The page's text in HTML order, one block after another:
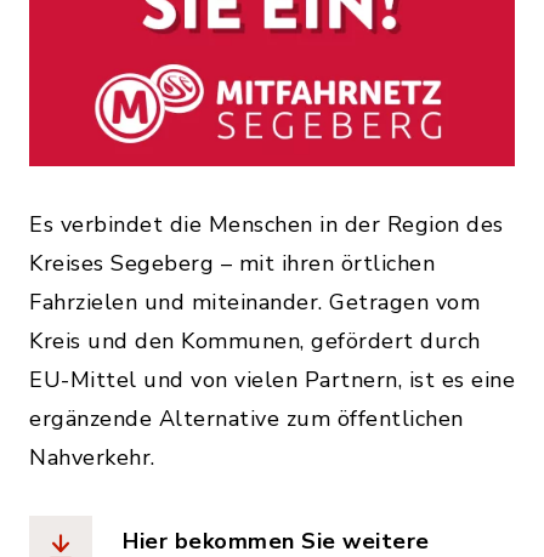
Es verbindet die Menschen in der Region des
Kreises Segeberg – mit ihren örtlichen
Fahrzielen und miteinander. Getragen vom
Kreis und den Kommunen, gefördert durch
EU-Mittel und von vielen Partnern, ist es eine
ergänzende Alternative zum öffentlichen
Nahverkehr.
Hier bekommen Sie weitere